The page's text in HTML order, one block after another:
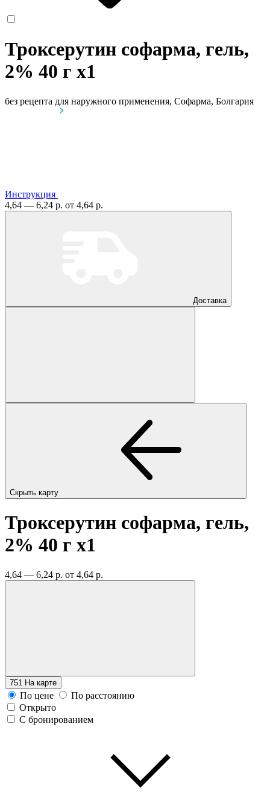
Троксерутин софарма, гель,
2% 40 г x1
без рецепта для наружного применения, Софарма, Болгария
Инструкция
4,64 — 6,24 р. от 4,64 р.
Доставка
Скрыть карту
Троксерутин софарма, гель,
2% 40 г x1
4,64 — 6,24 р. от 4,64 р.
751 На карте
По цене
По расстоянию
Открыто
С бронированием